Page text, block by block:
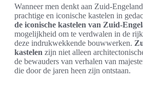
Wanneer men denkt aan Zuid-
prachtige en iconische kastelen in
de iconische kastelen van Zuid-
mogelijkheid om te verdwalen in de
deze indrukwekkende bouwwerken.
kastelen zijn niet alleen
de bewauders van verhalen van
die door de jaren heen zijn ontstaan.